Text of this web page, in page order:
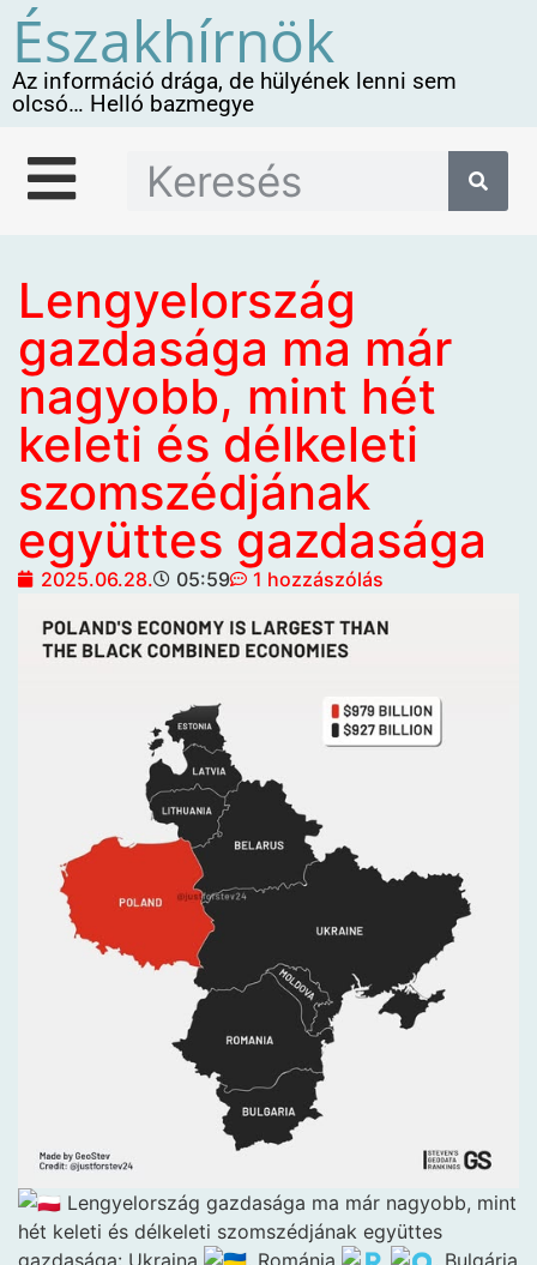
Északhírnök
Az információ drága, de hülyének lenni sem
olcsó… Helló bazmegye
Lengyelország
gazdasága ma már
nagyobb, mint hét
keleti és délkeleti
szomszédjának
együttes gazdasága
2025.06.28. 05:59 1 hozzászólás
Lengyelország gazdasága ma már nagyobb, mint
hét keleti és délkeleti szomszédjának együttes
gazdasága: Ukrajna
, Románia
, Bulgária